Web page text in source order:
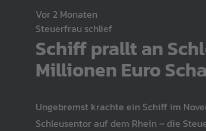
vor 2 Monaten
Steuerfrau schlief
Schiff prallt an
Millionen Euro
Ungebremst krachte ein Schiff im
Schleusentor auf dem Rhein – die